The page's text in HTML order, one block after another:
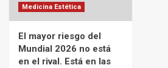
Medicina Estética
El mayor riesgo del
Mundial 2026 no está
en el rival. Está en las